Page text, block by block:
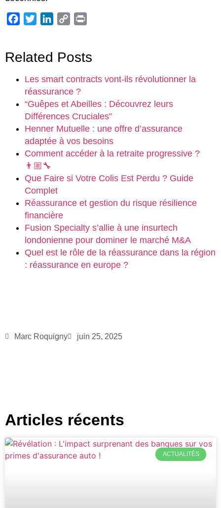
Facebook
TwitterLinkedIn
Copy
Related Posts
Les smart contracts vont-ils révolutionner la
réassurance ?
“Guêpes et Abeilles : Découvrez leurs
Différences Cruciales”
Henner Mutuelle : une offre d’assurance
adaptée à vos besoins
Comment accéder à la retraite progressive ?
👨🏼‍🔧
Que Faire si Votre Colis Est Perdu ? Guide
Complet
Réassurance et gestion du risque résilience
financière
Fusion Specialty s’allie à une insurtech
londonienne pour dominer le marché M&A
Quel est le rôle de la réassurance dans la région
: réassurance en europe ?
Marc Roquigny juin 25, 2025
Articles récents
ACTUALITÉS